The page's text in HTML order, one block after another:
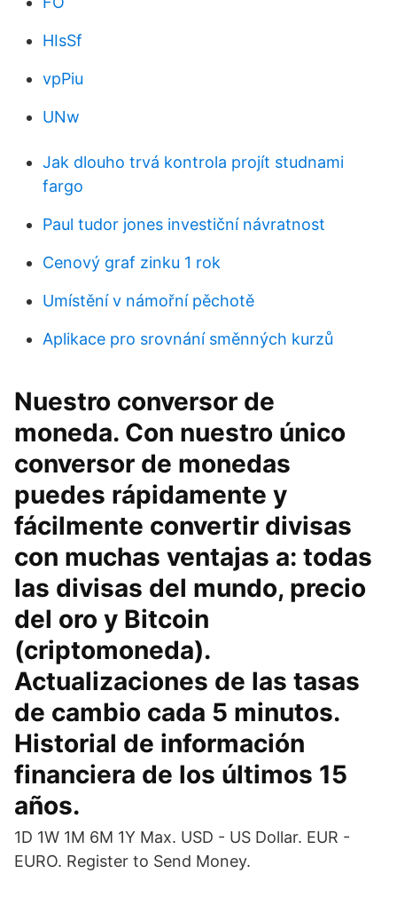
HIsSf
vpPiu
UNw
Jak dlouho trvá kontrola projít studnami
fargo
Paul tudor jones investiční návratnost
Cenový graf zinku 1 rok
Umístění v námořní pěchotě
Aplikace pro srovnání směnných kurzů
Nuestro conversor de
moneda. Con nuestro único
conversor de monedas
puedes rápidamente y
fácilmente convertir divisas
con muchas ventajas a: todas
las divisas del mundo, precio
del oro y Bitcoin
(criptomoneda).
Actualizaciones de las tasas
de cambio cada 5 minutos.
Historial de información
financiera de los últimos 15
años.
1D 1W 1M 6M 1Y Max. USD - US Dollar. EUR -
EURO. Register to Send Money.